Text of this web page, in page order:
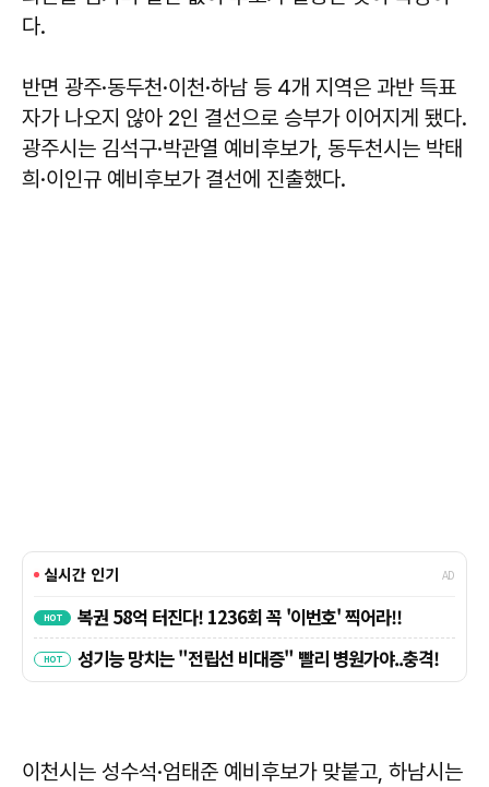
다.
반면 광주·동두천·이천·하남 등 4개 지역은 과반 득표
자가 나오지 않아 2인 결선으로 승부가 이어지게 됐다.
광주시는 김석구·박관열 예비후보가, 동두천시는 박태
희·이인규 예비후보가 결선에 진출했다.
이천시는 성수석·엄태준 예비후보가 맞붙고, 하남시는